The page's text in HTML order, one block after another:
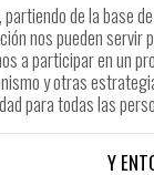
de la base
nos pueden servir
a participar en un
y otras
para todas las
Y